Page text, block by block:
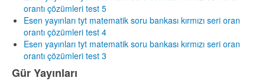
orantı çözümleri test 5
Esen yayınları tyt matematik soru bankası kırmızı seri oran
orantı çözümleri test 4
Esen yayınları tyt matematik soru bankası kırmızı seri oran
orantı çözümleri test 3
Gür Yayınları